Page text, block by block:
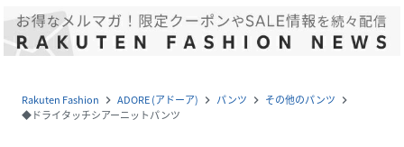
Rakuten Fashion navigate_next ADORE (アドーア) navigate_next パンツ navigate_next その他のパンツ navigate_next
◆ドライタッチシアーニットパンツ